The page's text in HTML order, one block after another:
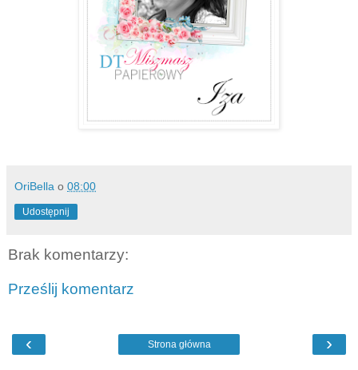
OriBella o 08:00
Udostępnij
Brak komentarzy:
Prześlij komentarz
‹ ›
Strona główna